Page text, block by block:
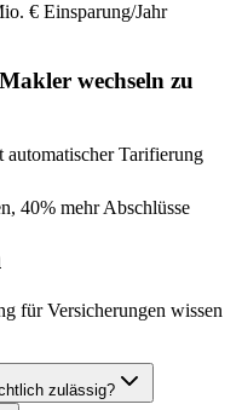
€ Einsparung/Jahr
wechseln zu
Tarifierung
40% mehr Abschlüsse
für Versicherungen wissen
zulässig?